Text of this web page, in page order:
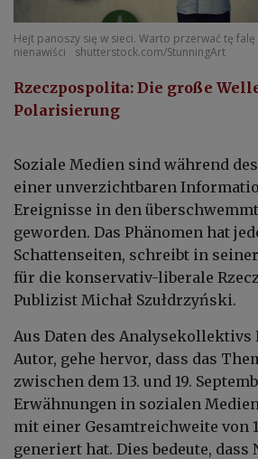
Hejt panoszy się w sieci. Warto przerwać tę
nienawiści
shutterstock.com/StunningArt
Rzeczpospolita: Die große
Polarisierung
Soziale Medien sind während
einer unverzichtbaren
Ereignisse in den
geworden. Das Phänomen hat
Schattenseiten, schreibt in
für die konservativ-liberale
Publizist Michał Szułdrzyński.
Aus Daten des Analysekollektivs
Autor, gehe hervor, dass das
zwischen dem 13. und 19.
Erwähnungen in sozialen
mit einer Gesamtreichweite von
generiert hat. Dies bedeute, dass